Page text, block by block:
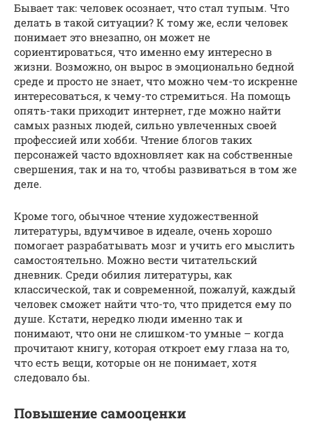
Бывает так: человек осознает, что стал тупым. Что
делать в такой ситуации? К тому же, если человек
понимает это внезапно, он может не
сориентироваться, что именно ему интересно в
жизни. Возможно, он вырос в эмоционально бедной
среде и просто не знает, что можно чем-то искренне
интересоваться, к чему-то стремиться. На помощь
опять-таки приходит интернет, где можно найти
самых разных людей, сильно увлеченных своей
профессией или хобби. Чтение блогов таких
персонажей часто вдохновляет как на собственные
свершения, так и на то, чтобы развиваться в том же
деле.
Кроме того, обычное чтение художественной
литературы, вдумчивое в идеале, очень хорошо
помогает разрабатывать мозг и учить его мыслить
самостоятельно. Можно вести читательский
дневник. Среди обилия литературы, как
классической, так и современной, пожалуй, каждый
человек сможет найти что-то, что придется ему по
душе. Кстати, нередко люди именно так и
понимают, что они не слишком-то умные – когда
прочитают книгу, которая откроет ему глаза на то,
что есть вещи, которые он не понимает, хотя
следовало бы.
Повышение самооценки